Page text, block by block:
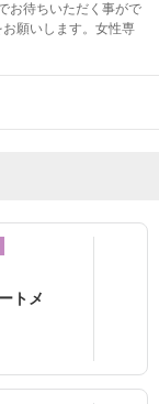
お待ちいただく事がで
願いします。女性専
トメ